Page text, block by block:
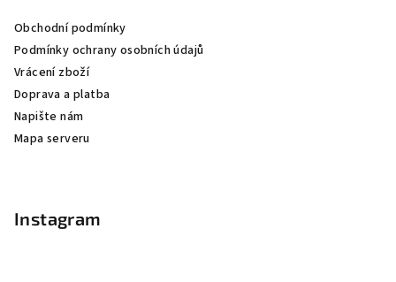
Obchodní podmínky
Podmínky ochrany osobních údajů
Vrácení zboží
Doprava a platba
Napište nám
Mapa serveru
Instagram